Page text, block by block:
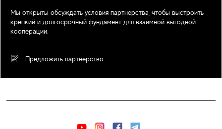
Мы открыты обсуждать условия партнерства, чтобы выстроить
крепкий и долгосрочный фундамент для взаимной выгодной
кооперации.
Предложить партнерство